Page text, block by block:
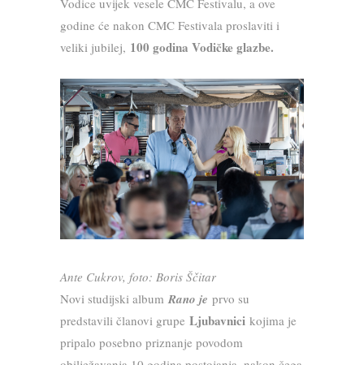
godine će nakon CMC Festivala proslaviti i
veliki jubilej, 100 godina Vodičke glazbe.
Ante Cukrov, foto: Boris Ščitar
Novi studijski album Rano je prvo su
predstavili članovi grupe Ljubavnici kojima je
pripalo posebno priznanje povodom